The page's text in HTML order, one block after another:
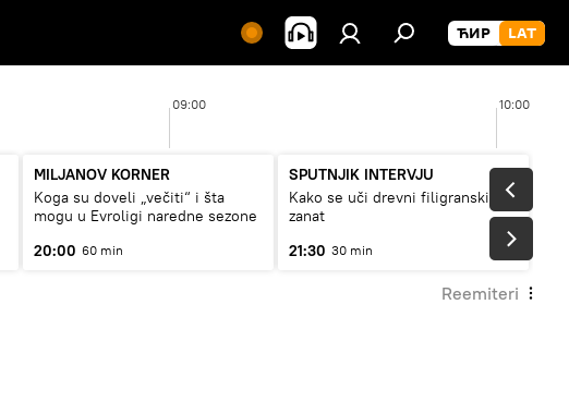
09:00 10:00
MILJANOV KORNER
Koga su doveli „večiti“ i šta
mogu u Evroligi naredne sezone
20:00 60 min
SPUTNJIK INTERVJU
Kako se uči drevni filigranski
zanat
21:30 30 min
Reemiteri